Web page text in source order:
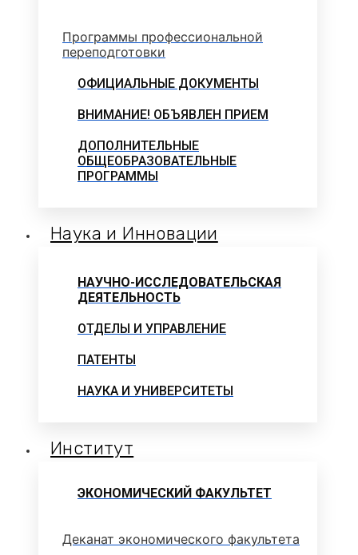
Программы профессиональной
переподготовки
ОФИЦИАЛЬНЫЕ ДОКУМЕНТЫ
ВНИМАНИЕ! ОБЪЯВЛЕН ПРИЕМ
ДОПОЛНИТЕЛЬНЫЕ
ОБЩЕОБРАЗОВАТЕЛЬНЫЕ
ПРОГРАММЫ
Наука и Инновации
НАУЧНО-ИССЛЕДОВАТЕЛЬСКАЯ
ДЕЯТЕЛЬНОСТЬ
ОТДЕЛЫ И УПРАВЛЕНИЕ
ПАТЕНТЫ
НАУКА И УНИВЕРСИТЕТЫ
Институт
ЭКОНОМИЧЕСКИЙ ФАКУЛЬТЕТ
Деканат экономического факультета